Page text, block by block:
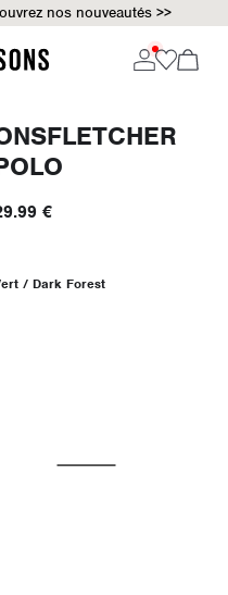
nos nouveautés >>
€
/ Dark Forest